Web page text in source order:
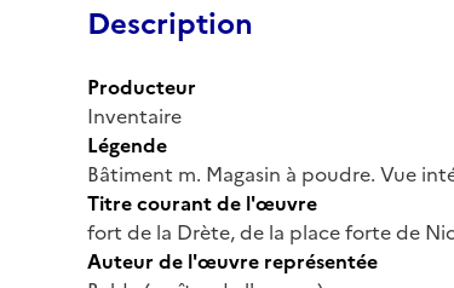
Description
Producteur
Inventaire
Légende
Bâtiment m. Magasin à poudre. Vue
Titre courant de l'œuvre
fort de la Drète, de la place forte de
Auteur de l'œuvre représentée